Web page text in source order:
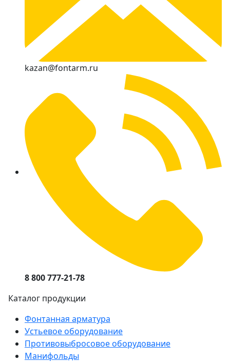
kazan@fontarm.ru
8 800 777-21-78
Каталог продукции
Фонтанная арматура
Устьевое оборудование
Противовыбросовое оборудование
Манифольды